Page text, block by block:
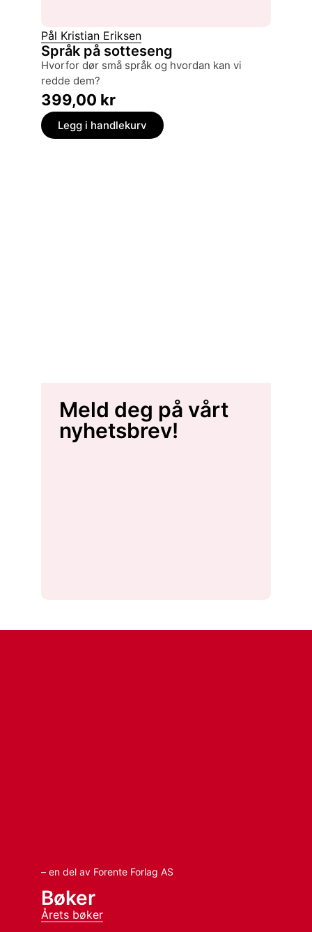
Pål Kristian Eriksen
Språk på sotteseng
hvorfor dør små språk og hvordan kan vi
redde dem?
399,00 kr
Legg i handlekurv
Meld deg på vårt
nyhetsbrev!
– en del av Forente Forlag AS
Bøker
Årets bøker